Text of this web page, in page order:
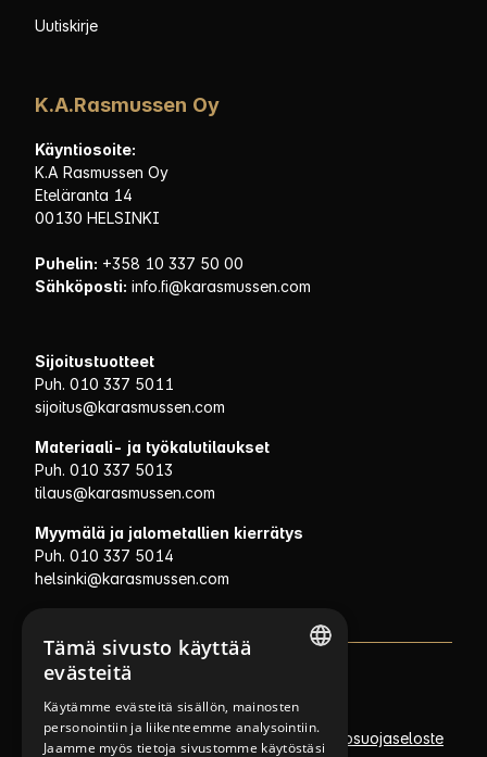
Uutiskirje
K.A.Rasmussen Oy
Käyntiosoite:
K.A Rasmussen Oy
Eteläranta 14
00130 HELSINKI
Puhelin: +358 10 337 50 00
Sähköposti: info.fi@karasmussen.com
Sijoitustuotteet
Puh. 010 337 5011
sijoitus@karasmussen.com
Materiaali- ja työkalutilaukset
Puh. 010 337 5013
tilaus@karasmussen.com
Myymälä ja jalometallien kierrätys
Puh. 010 337 5014
helsinki@karasmussen.com
Policies
Asiakas- ja suoramarkkinointirekisterin tietosuojaseloste
FINNISH
Tämä sivusto käyttää
evästeitä
Käytämme evästeitä sisällön, mainosten
personointiin ja liikenteemme analysointiin.
Jaamme myös tietoja sivustomme käytöstäsi